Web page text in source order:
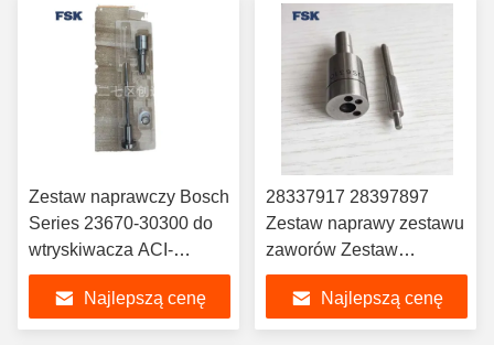
Zestaw naprawczy Bosch
Series 23670-30300 do
wtryskiwacza ACI-
DCRI107760
Najlepszą cenę
28337917 28397897
Zestaw naprawy zestawu
zaworów Zestaw
naprawy wtryskiwacza
Przystosowany do G379
Dyszki wtryskiwacza
Najlepszą cenę